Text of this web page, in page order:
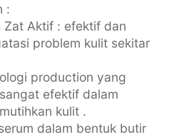
:
Zat Aktif : efektif dan
problem kulit sekitar
production yang
efektif dalam
kulit .
dalam bentuk butir